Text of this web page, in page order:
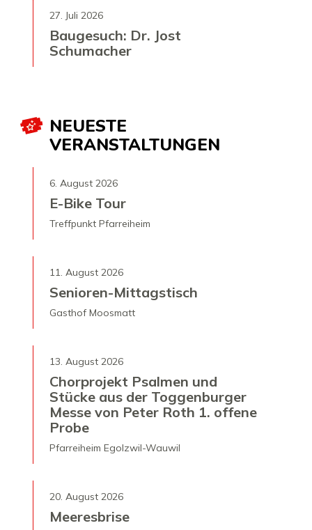
Baugesuch: Dr. Jost
Schumacher
27. Juli 2026
NEUESTE
VERANSTALTUNGEN
E-Bike Tour
6. August 2026
Treffpunkt Pfarreiheim
Senioren-Mittagstisch
11. August 2026
Gasthof Moosmatt
Chorprojekt Psalmen und
Stücke aus der Toggenburger
Messe von Peter Roth 1. offene
Probe
13. August 2026
Pfarreiheim Egolzwil-Wauwil
Meeresbrise
20. August 2026